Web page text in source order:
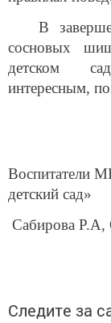
В
сосновых
детском
интересным,
Воспитатели
детский сад»
Сабирова
Следите за